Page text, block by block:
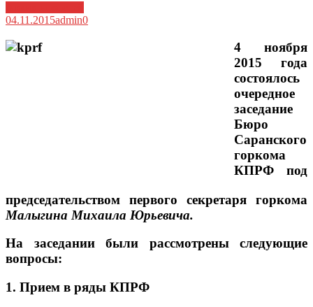
04.11.2015admin0
4 ноября
2015 года
состоялось
очередное
заседание
Бюро
Саранского
горкома
КПРФ под
председательством первого секретаря горкома
Малыгина Михаила Юрьевича.
На заседании были рассмотрены следующие
вопросы:
1. Прием в ряды КПРФ